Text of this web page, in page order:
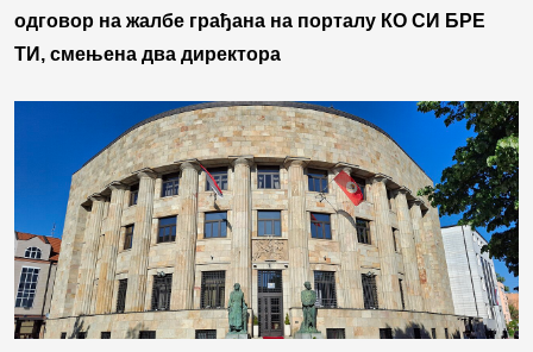
одговор на жалбе грађана на порталу КО СИ БРЕ
ТИ, смењена два директора